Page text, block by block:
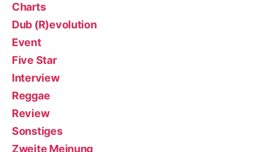
Charts
Dub (R)evolution
Event
Five Star
Interview
Reggae
Review
Sonstiges
Zweite Meinung